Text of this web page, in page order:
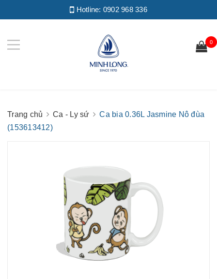
Hotline: 0902 968 336
0
Trang chủ Ca - Ly sứ
Ca bia 0.36L Jasmine Nô đùa
(153613412)